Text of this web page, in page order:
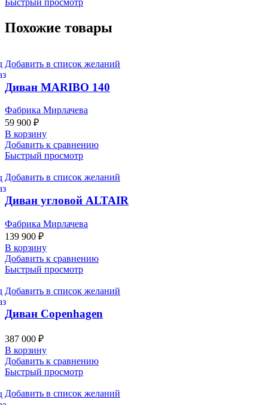
Быстрый просмотр
Похожие товары
Добавить в список желаний
Диван MARIBO 140
Фабрика Мирлачева
59 900 ₽
В корзину
Добавить к сравнению
Быстрый просмотр
Добавить в список желаний
Диван угловой ALTAIR
Фабрика Мирлачева
139 900 ₽
В корзину
Добавить к сравнению
Быстрый просмотр
Добавить в список желаний
Диван Copenhagen
387 000 ₽
В корзину
Добавить к сравнению
Быстрый просмотр
Добавить в список желаний